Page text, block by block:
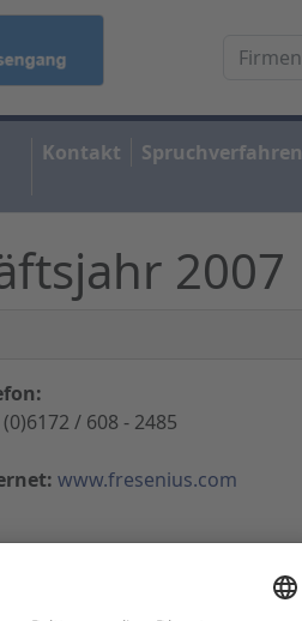
Kontakt Spruchverfahren
2007
/ 608 - 2485
www.fresenius.com